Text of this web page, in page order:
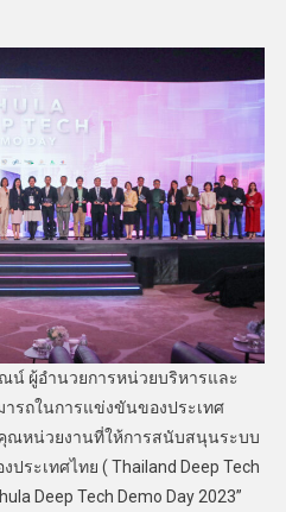
อำนวยการหน่วยบริหารและ
รถในการแข่งขันของประเทศ
ณหน่วยงานที่ให้การสนับสนุนระบบ
ระเทศไทย ( Thailand Deep Tech
Deep Tech Demo Day 2023”